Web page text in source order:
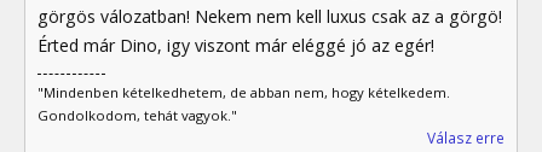
görgös válozatban! Nekem nem kell luxus csak az a görgö!
Érted már Dino, igy viszont már eléggé jó az egér!
"Mindenben kételkedhetem, de abban nem, hogy kételkedem.
Gondolkodom, tehát vagyok."
Válasz erre